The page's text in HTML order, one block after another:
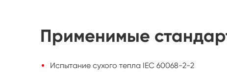
Применимые
Испытание сухого тепла IEC 60068-2-2